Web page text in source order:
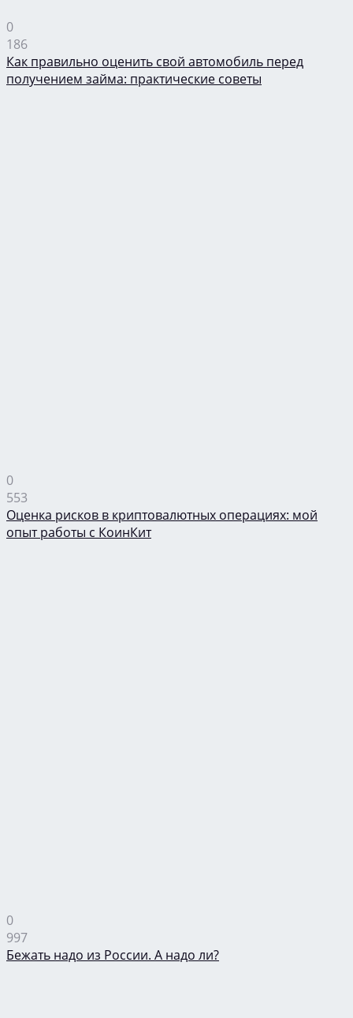
0
186
Как правильно оценить свой автомобиль перед
получением займа: практические советы
0
553
Оценка рисков в криптовалютных операциях: мой
опыт работы с КоинКит
0
997
Бежать надо из России. А надо ли?